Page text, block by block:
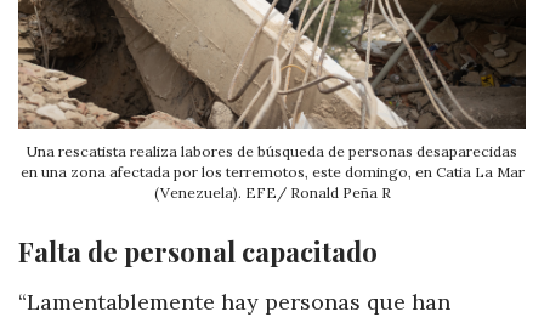
Una rescatista realiza labores de búsqueda de personas desaparecidas
en una zona afectada por los terremotos, este domingo, en Catia La Mar
(Venezuela). EFE/ Ronald Peña R
Falta de personal capacitado
“Lamentablemente hay personas que han